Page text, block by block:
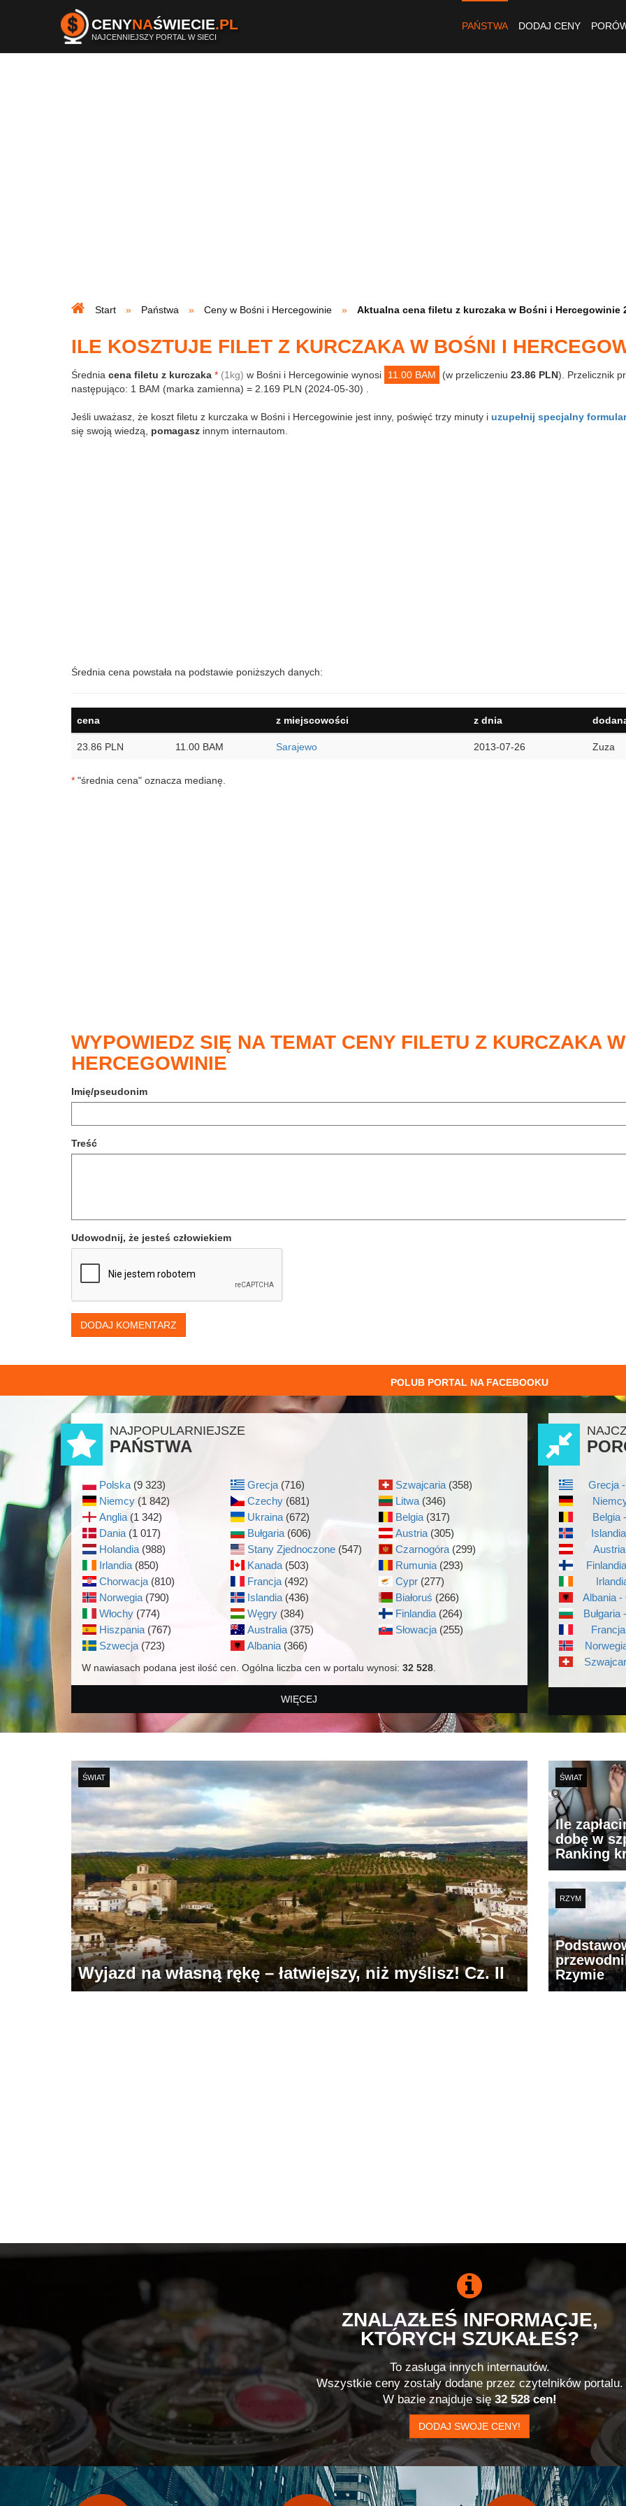
CENYNAŚWIECIE.PL
NAJCENNIEJSZY PORTAL W SIECI
PAŃSTWA DODAJ CENY
Start Państwa Ceny w Bośni i Hercegowinie Aktualna cena filetu z kurczaka w Bośni i Hercegowinie
ILE KOSZTUJE FILET Z KURCZAKA W BOŚNI I
Średnia cena filetu z kurczaka * (1kg) w Bośni i Hercegowinie wynosi 11.00 BAM (w przeliczeniu 23.86 PLN). Przelicznik
następująco: 1 BAM (marka zamienna) = 2.169 PLN (2024-05-30) .
Jeśli uważasz, że koszt filetu z kurczaka w Bośni i Hercegowinie jest inny, poświęć trzy minuty i uzupełnij specjalny
się swoją wiedzą, pomagasz innym internautom.
Średnia cena powstała na podstawie poniższych danych:
cena z miejscowości z dnia
23.86 PLN 11.00 BAM Sarajewo 2013-07-26 Zuza
* "średnia cena" oznacza medianę.
WYPOWIEDZ SIĘ NA TEMAT CENY FILETU Z KURCZAKA
HERCEGOWINIE
Imię/pseudonim
Treść
Udowodnij, że jesteś człowiekiem
DODAJ KOMENTARZ
POLUB PORTAL NA FACEBOOKU
NAJPOPULARNIEJSZE
PAŃSTWA
Polska (9 323)
Niemcy (1 842)
Anglia (1 342)
Dania (1 017)
Holandia (988)
Irlandia (850)
Chorwacja (810)
Norwegia (790)
Włochy (774)
Hiszpania (767)
Szwecja (723)
Grecja (716)
Czechy (681)
Ukraina (672)
Bułgaria (606)
Stany Zjednoczone (547)
Kanada (503)
Francja (492)
Islandia (436)
Węgry (384)
Australia (375)
Albania (366)
Szwajcaria (358)
Litwa (346)
Belgia (317)
Austria (305)
Czarnogóra (299)
Rumunia (293)
Cypr (277)
Białoruś (266)
Finlandia (264)
Słowacja (255)
W nawiasach podana jest ilość cen. Ogólna liczba cen w portalu wynosi: 32 528
WIĘCEJ
Grecja
Belgia
Albania -
Bułgaria
ŚWIAT
Wyjazd na własną rękę – łatwiejszy, niż myślisz! Cz. II
ŚWIAT
Ile
dobę w
Ranking
RZYM
Rzymie
ZNALAZŁEŚ INFORMACJE,
KTÓRYCH SZUKAŁEŚ?
To zasługa innych internautów.
Wszystkie ceny zostały dodane przez czytelników portalu.
W bazie znajduje się32 528 cen!
DODAJ SWOJE CENY!